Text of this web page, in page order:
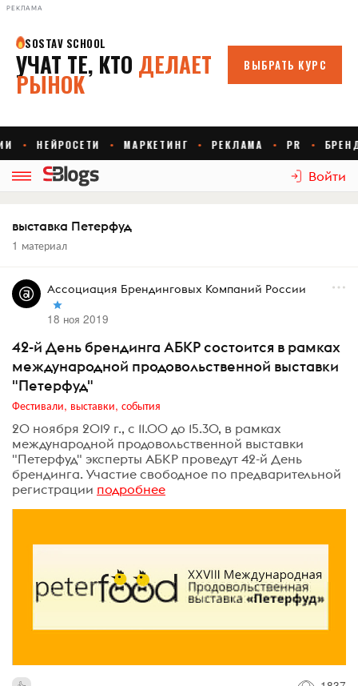
РЕКЛАМА
Войти
выставка Петерфуд
1 материал
Ассоциация Брендинговых Компаний России
18 ноя 2019
42-й День брендинга АБКР состоится в рамках
международной продовольственной выставки
"Петерфуд"
Фестивали, выставки, события
20 ноября 2019 г., с 11.00 до 15.30, в рамках
международной продовольственной выставки
"Петерфуд" эксперты АБКР проведут 42-й День
брендинга. Участие свободное по предварительной
регистрации подробнее